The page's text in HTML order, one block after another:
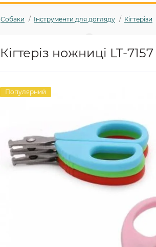
Собаки Інструменти для догляду Кігтерізи
Кігтеріз ножниці LT-7157
Популярний